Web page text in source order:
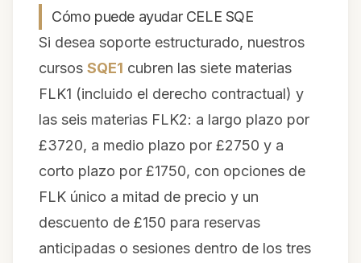
Cómo puede ayudar CELE SQE
Si desea soporte estructurado, nuestros
cursos SQE1 cubren las siete materias
FLK1 (incluido el derecho contractual) y
las seis materias FLK2: a largo plazo por
£3720, a medio plazo por £2750 y a
corto plazo por £1750, con opciones de
FLK único a mitad de precio y un
descuento de £150 para reservas
anticipadas o sesiones dentro de los tres